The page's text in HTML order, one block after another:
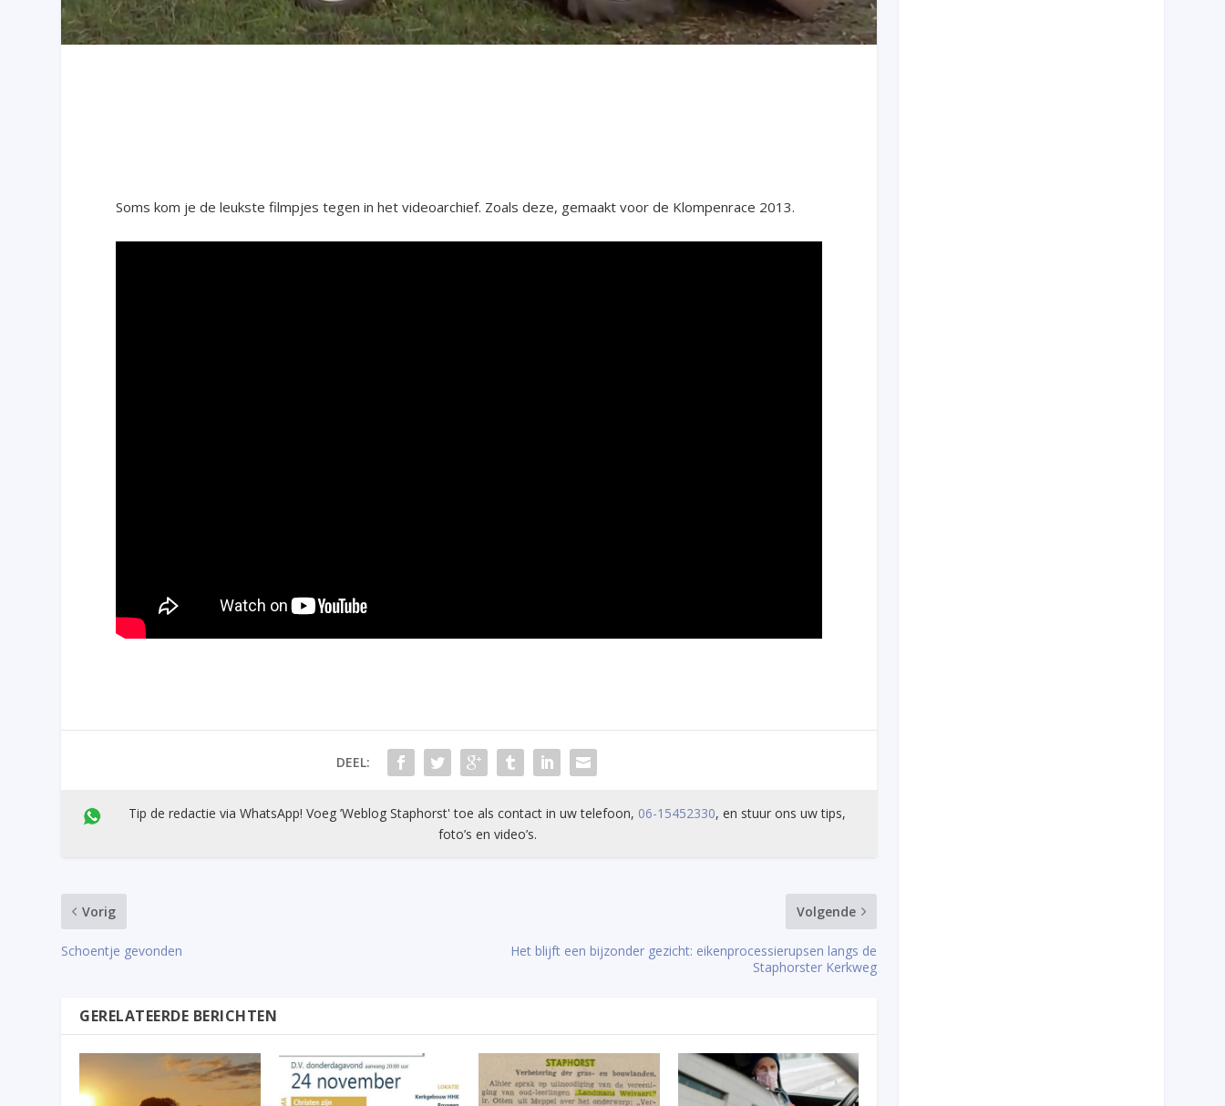
Soms kom je de leukste filmpjes tegen in het videoarchief. Zoals deze, gemaakt voor de Klompenrace 2013.
DEEL:
Tip de redactie via WhatsApp! Voeg ’Weblog Staphorst' toe als contact in uw telefoon, 06-15452330, en stuur ons uw tips,
foto’s en video’s.
Vorig
Schoentje gevonden
Volgende
Het blijft een bijzonder gezicht: eikenprocessierupsen langs de
Staphorster Kerkweg
GERELATEERDE BERICHTEN